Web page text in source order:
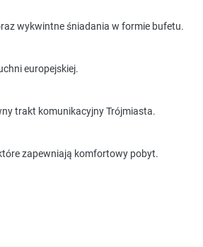
wykwintne śniadania w formie bufetu.
europejskiej.
trakt komunikacyjny Trójmiasta.
zapewniają komfortowy pobyt.